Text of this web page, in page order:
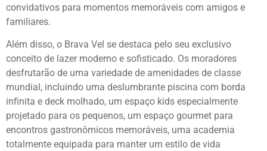
convidativos para momentos memoráveis com amigos e
familiares.
Além disso, o Brava Vel se destaca pelo seu exclusivo
conceito de lazer moderno e sofisticado. Os moradores
desfrutarão de uma variedade de amenidades de classe
mundial, incluindo uma deslumbrante piscina com borda
infinita e deck molhado, um espaço kids especialmente
projetado para os pequenos, um espaço gourmet para
encontros gastronômicos memoráveis, uma academia
totalmente equipada para manter um estilo de vida